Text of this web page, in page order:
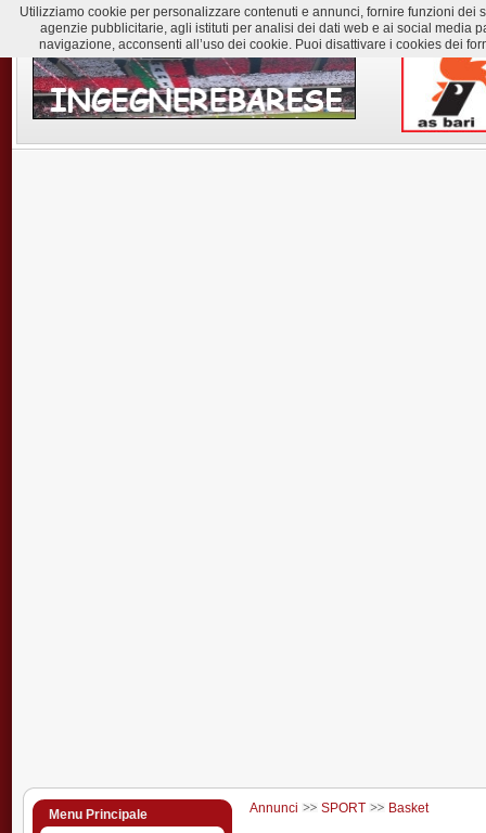
Menu Principale
Annunci SPORT Basket
Utilizziamo cookie per personalizzare contenuti e annunci, fornire funzioni
agenzie pubblicitarie, agli istituti per analisi dei dati web e ai social media
navigazione, acconsenti all’uso dei cookie. Puoi disattivare i cookies dei